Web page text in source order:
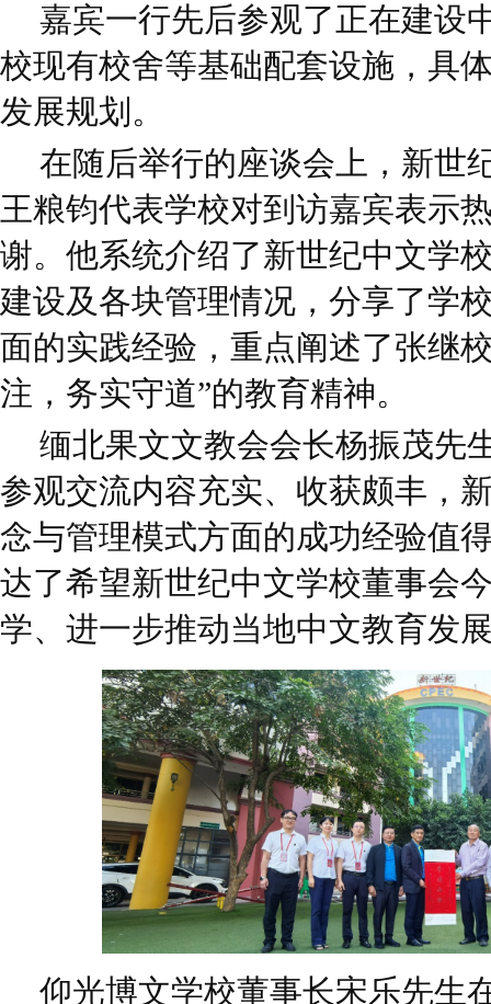
嘉宾一行先后参观了正在建设
校现有校舍等基础配套设施，具
发展规划。
在随后举行的座谈会上，新世
王粮钧代表学校对到访嘉宾表示
谢。他系统介绍了新世纪中文学
建设及各块管理情况，分享了学
面的实践经验，重点阐述了张继
注，务实守道”的教育精神。
缅北果文文教会会长杨振茂先
参观交流内容充实、收获颇丰，
念与管理模式方面的成功经验值
达了希望新世纪中文学校董事会
学、进一步推动当地中文教育发
仰光博文学校董事长宋乐先生